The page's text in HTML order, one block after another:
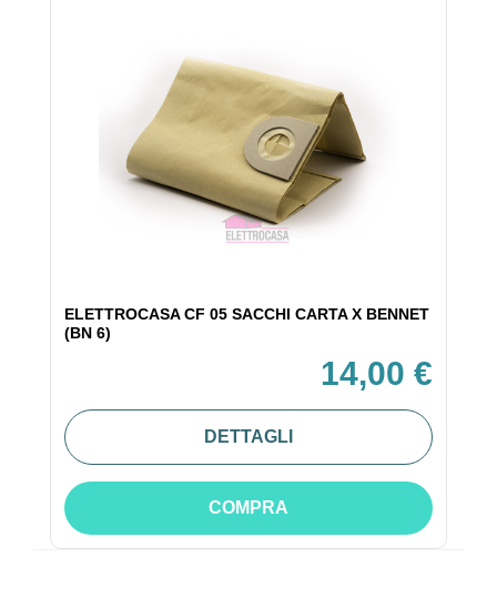
ELETTROCASA CF 05 SACCHI CARTA X BENNET
(BN 6)
14,00 €
DETTAGLI
COMPRA